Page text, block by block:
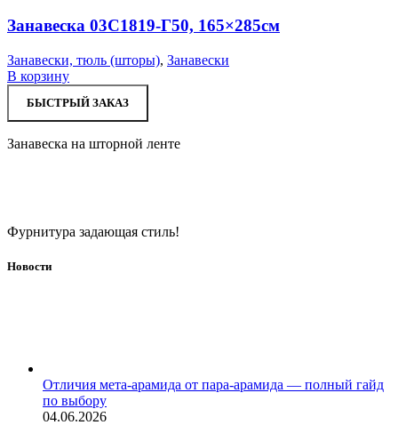
Занавеска 03С1819-Г50, 165×285см
Занавески, тюль (шторы), Занавески
В корзину
БЫСТРЫЙ ЗАКАЗ
Занавеска на шторной ленте
Фурнитура задающая стиль!
Новости
Отличия мета-арамида от пара-арамида — полный гайд
по выбору
04.06.2026